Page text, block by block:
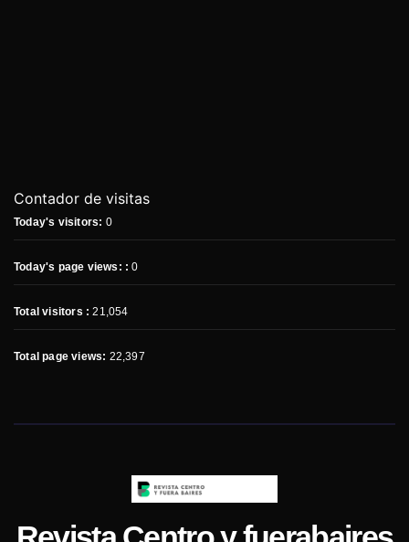
Contador de visitas
Today's visitors: 0
Today's page views: :0
Total visitors :21,054
Total page views: 22,397